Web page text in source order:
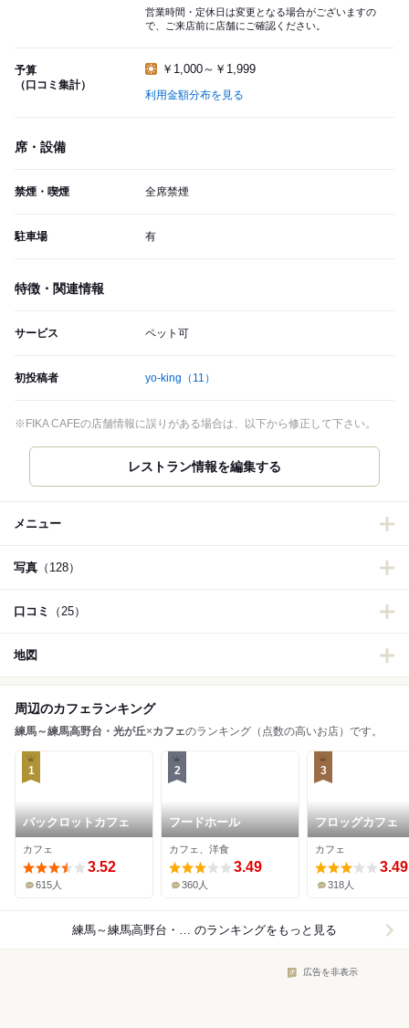
営業時間・定休日は変更となる場合がございますの
で、ご来店前に店舗にご確認ください。
予算
（口コミ集計）
￥1,000～￥1,999
利用金額分布を見る
席・設備
禁煙・喫煙 全席禁煙
駐車場 有
特徴・関連情報
サービス ペット可
初投稿者 yo-king （11）
※FIKA CAFEの店舗情報に誤りがある場合は、以下から修正して下さい。
メニュー
写真 （128）
口コミ （25）
地図
周辺のカフェランキング
練馬～練馬高野台・光が丘×カフェのランキング（点数の高いお店）です。
1
バックロットカフェ
カフェ
3.52
615人
2
フードホール
カフェ、洋食
3.49
360人
3
フロッグカフェ
カフェ
3.49
318人
練馬～練馬高野台・光が丘×カフェ のランキングをもっと見る
広告を非表示